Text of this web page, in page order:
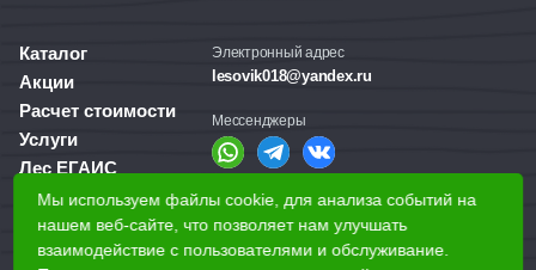
Каталог
Акции
Расчет стоимости
Услуги
Лес ЕГАИС
О компании
Доставка и оплата
Для бизнеса
Электронный адрес
lesovik018@yandex.ru
Мессенджеры
Справочная служба
+7 (3412) 77-60-50
Мы используем файлы cookie, для анализа событий на
нашем веб-сайте, что позволяет нам улучшать
взаимодействие с пользователями и обслуживание.